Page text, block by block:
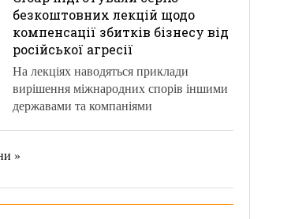
безкоштовних лекцій щодо
компенсації збитків бізнесу від
російської агресії
На лекціях наводяться приклади
вирішення міжнародних спорів іншими
державами та компаніями
»